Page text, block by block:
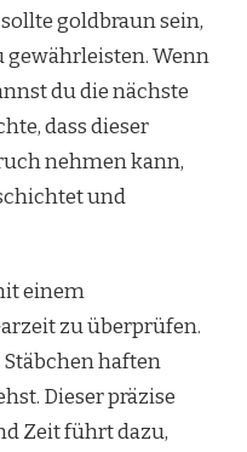
sollte goldbraun sein,
Wenn
du die nächste
dass dieser
nehmen kann,
und
einem
zu überprüfen.
Stäbchen haften
Dieser präzise
Zeit führt dazu,